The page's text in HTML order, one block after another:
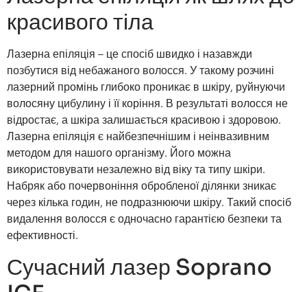
красивого тіла
Лазерна епіляція – це спосіб швидко і назавжди
позбутися від небажаного волосся. У такому розчині
лазерний промінь глибоко проникає в шкіру, руйнуючи
волосяну цибулину і її коріння. В результаті волосся не
відростає, а шкіра залишається красивою і здоровою.
Лазерна епіляція є найбезпечнішим і неінвазивним
методом для нашого організму. Його можна
використовувати незалежно від віку та типу шкіри.
Набряк або почервоніння обробленої ділянки зникає
через кілька годин, не подразнюючи шкіру. Такий спосіб
видалення волосся є одночасно гарантією безпеки та
ефективності.
Сучасний лазер Soprano